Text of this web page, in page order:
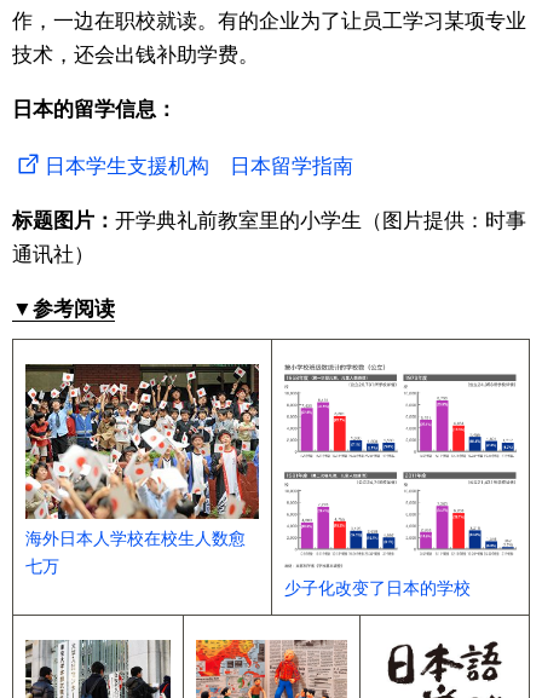
作，一边在职校就读。有的企业为了让员工学习某项专业
技术，还会出钱补助学费。
日本的留学信息：
日本学生支援机构 日本留学指南
标题图片： 开学典礼前教室里的小学生（图片提供：时事
通讯社）
▼参考阅读
海外日本人学校在校生人数愈
七万
少子化改变了日本的学校